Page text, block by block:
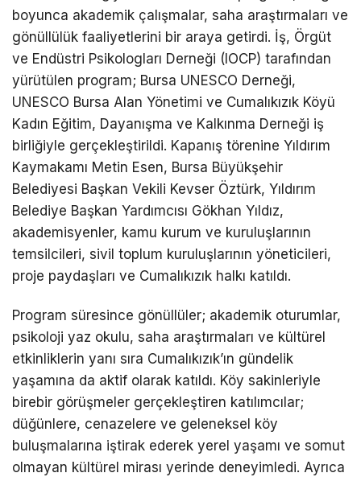
boyunca akademik çalışmalar, saha araştırmaları ve
gönüllülük faaliyetlerini bir araya getirdi. İş, Örgüt
ve Endüstri Psikologları Derneği (IOCP) tarafından
yürütülen program; Bursa UNESCO Derneği,
UNESCO Bursa Alan Yönetimi ve Cumalıkızık Köyü
Kadın Eğitim, Dayanışma ve Kalkınma Derneği iş
birliğiyle gerçekleştirildi. Kapanış törenine Yıldırım
Kaymakamı Metin Esen, Bursa Büyükşehir
Belediyesi Başkan Vekili Kevser Öztürk, Yıldırım
Belediye Başkan Yardımcısı Gökhan Yıldız,
akademisyenler, kamu kurum ve kuruluşlarının
temsilcileri, sivil toplum kuruluşlarının yöneticileri,
proje paydaşları ve Cumalıkızık halkı katıldı.
Program süresince gönüllüler; akademik oturumlar,
psikoloji yaz okulu, saha araştırmaları ve kültürel
etkinliklerin yanı sıra Cumalıkızık’ın gündelik
yaşamına da aktif olarak katıldı. Köy sakinleriyle
birebir görüşmeler gerçekleştiren katılımcılar;
düğünlere, cenazelere ve geleneksel köy
buluşmalarına iştirak ederek yerel yaşamı ve somut
olmayan kültürel mirası yerinde deneyimledi. Ayrıca